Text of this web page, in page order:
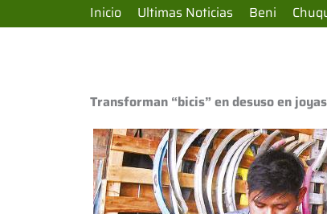
Inicio Ultimas Noticias Beni
Transforman “bicis” en desuso en